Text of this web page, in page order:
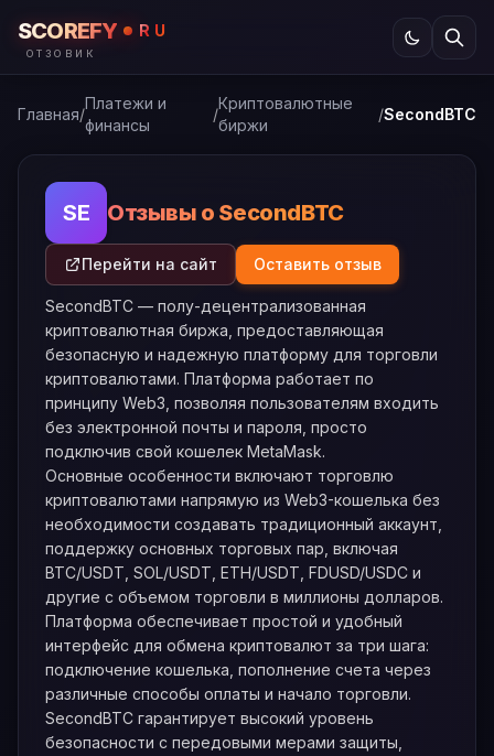
SCOREFY RU
ОТЗОВИК
Главная/
Платежи и
финансы
/
Криптовалютные
биржи
/SecondBTC
SE Отзывы о SecondBTC
Перейти на сайт Оставить отзыв
SecondBTC — полу-децентрализованная
криптовалютная биржа, предоставляющая
безопасную и надежную платформу для торговли
криптовалютами. Платформа работает по
принципу Web3, позволяя пользователям входить
без электронной почты и пароля, просто
подключив свой кошелек MetaMask.
Основные особенности включают торговлю
криптовалютами напрямую из Web3-кошелька без
необходимости создавать традиционный аккаунт,
поддержку основных торговых пар, включая
BTC/USDT, SOL/USDT, ETH/USDT, FDUSD/USDC и
другие с объемом торговли в миллионы долларов.
Платформа обеспечивает простой и удобный
интерфейс для обмена криптовалют за три шага:
подключение кошелька, пополнение счета через
различные способы оплаты и начало торговли.
SecondBTC гарантирует высокий уровень
безопасности с передовыми мерами защиты,